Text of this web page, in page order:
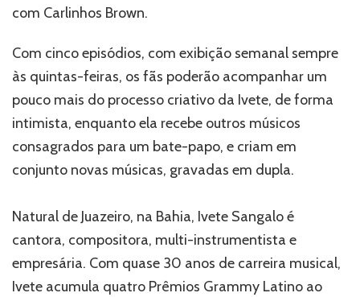
com Carlinhos Brown.
Com cinco episódios, com exibição semanal sempre
às quintas-feiras, os fãs poderão acompanhar um
pouco mais do processo criativo da Ivete, de forma
intimista, enquanto ela recebe outros músicos
consagrados para um bate-papo, e criam em
conjunto novas músicas, gravadas em dupla.
Natural de Juazeiro, na Bahia, Ivete Sangalo é
cantora, compositora, multi-instrumentista e
empresária. Com quase 30 anos de carreira musical,
Ivete acumula quatro Prêmios Grammy Latino ao